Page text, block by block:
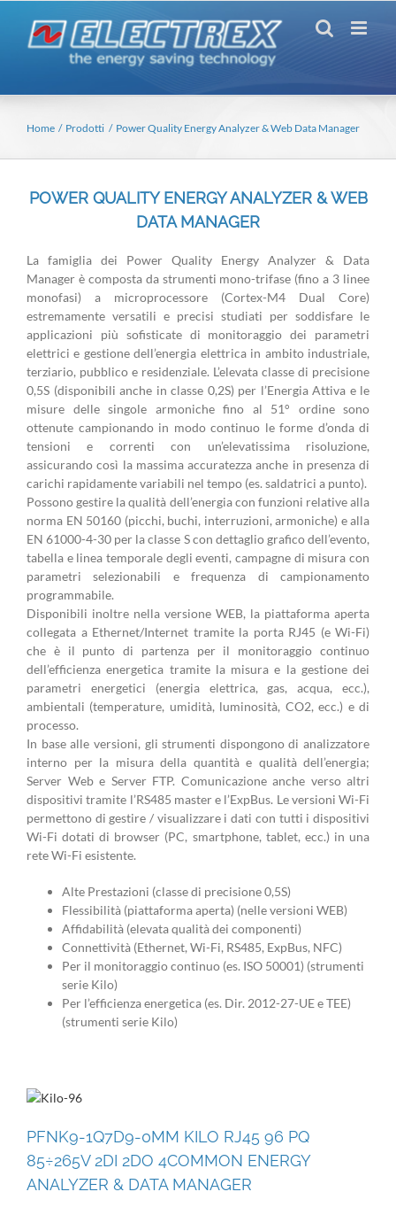
contenuto
Home Prodotti Power Quality Energy Analyzer & Web Data Manager
POWER QUALITY ENERGY ANALYZER & WEB
DATA MANAGER
La famiglia dei Power Quality Energy Analyzer & Data
Manager è composta da strumenti mono-trifase (fino a 3 linee
monofasi) a microprocessore (Cortex-M4 Dual Core)
estremamente versatili e precisi studiati per soddisfare le
applicazioni più sofisticate di monitoraggio dei parametri
elettrici e gestione dell’energia elettrica in ambito industriale,
terziario, pubblico e residenziale. L’elevata classe di precisione
0,5S (disponibili anche in classe 0,2S) per l’Energia Attiva e le
misure delle singole armoniche fino al 51° ordine sono
ottenute campionando in modo continuo le forme d’onda di
tensioni e correnti con un’elevatissima risoluzione,
assicurando così la massima accuratezza anche in presenza di
carichi rapidamente variabili nel tempo (es. saldatrici a punto).
Possono gestire la qualità dell’energia con funzioni relative alla
norma EN 50160 (picchi, buchi, interruzioni, armoniche) e alla
EN 61000-4-30 per la classe S con dettaglio grafico dell’evento,
tabella e linea temporale degli eventi, campagne di misura con
parametri selezionabili e frequenza di campionamento
programmabile.
Disponibili inoltre nella versione WEB, la piattaforma aperta
collegata a Ethernet/Internet tramite la porta RJ45 (e Wi-Fi)
che è il punto di partenza per il monitoraggio continuo
dell’efficienza energetica tramite la misura e la gestione dei
parametri energetici (energia elettrica, gas, acqua, ecc.),
ambientali (temperature, umidità, luminosità, CO2, ecc.) e di
processo.
In base alle versioni, gli strumenti dispongono di analizzatore
interno per la misura della quantità e qualità dell’energia;
Server Web e Server FTP. Comunicazione anche verso altri
dispositivi tramite l’RS485 master e l’ExpBus. Le versioni Wi-Fi
permettono di gestire / visualizzare i dati con tutti i dispositivi
Wi-Fi dotati di browser (PC, smartphone, tablet, ecc.) in una
rete Wi-Fi esistente.
Alte Prestazioni (classe di precisione 0,5S)
Flessibilità (piattaforma aperta) (nelle versioni WEB)
Affidabilità (elevata qualità dei componenti)
Connettività (Ethernet, Wi-Fi, RS485, ExpBus, NFC)
Per il monitoraggio continuo (es. ISO 50001) (strumenti
serie Kilo)
Per l’efficienza energetica (es. Dir. 2012-27-UE e TEE)
(strumenti serie Kilo)
PFNK9-1Q7D9-0MM KILO RJ45 96 PQ
85÷265V 2DI 2DO 4COMMON ENERGY
ANALYZER & DATA MANAGER